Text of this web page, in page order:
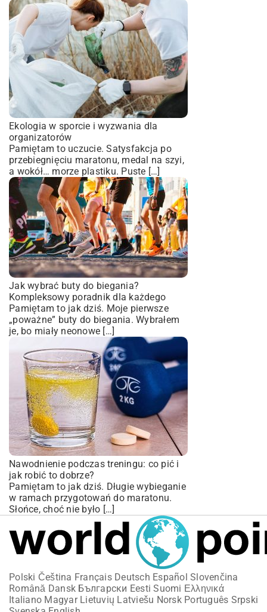
Ekologia w sporcie i wyzwania dla
organizatorów
Pamiętam to uczucie. Satysfakcja po
przebiegnięciu maratonu, medal na szyi,
a wokół… morze plastiku. Puste […]
Jak wybrać buty do biegania?
Kompleksowy poradnik dla każdego
Pamiętam to jak dziś. Moje pierwsze
„poważne” buty do biegania. Wybrałem
je, bo miały neonowe […]
Nawodnienie podczas treningu: co pić i
jak robić to dobrze?
Pamiętam to jak dziś. Długie wybieganie
w ramach przygotowań do maratonu.
Słońce, choć nie było […]
Polski Čeština Français Deutsch Español Slovenčina
Română Dansk Български Eesti Suomi Ελληνικά
Italiano Magyar Lietuvių Latviešu Norsk Português Srpski